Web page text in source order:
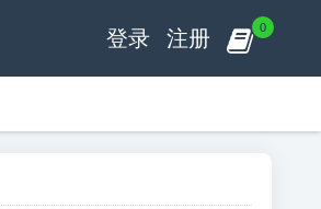
0
注册
登录